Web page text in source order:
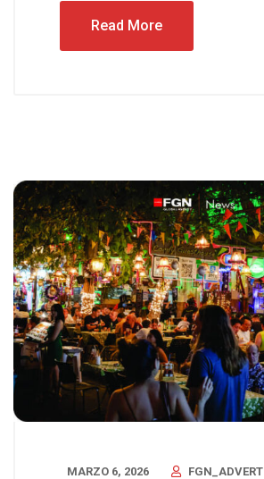
Read More
MARZO 6, 2026